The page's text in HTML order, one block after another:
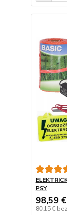
PSY
98,59 €
80,15 €